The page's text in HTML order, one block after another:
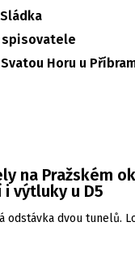
spisovatele
Horu u
na Pražském
i výtluky u D5
odstávka dvou tunelů.